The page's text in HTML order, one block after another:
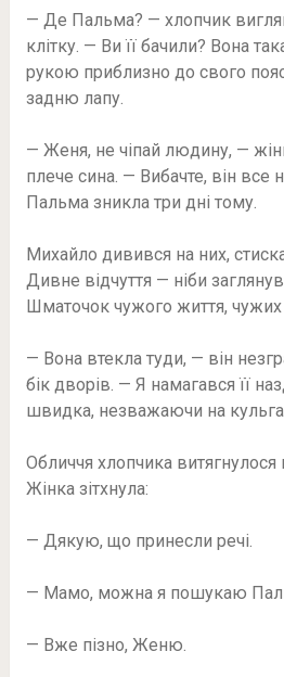
— Де Пальма? — хлопчик
клітку. — Ви її бачили? Вона
рукою приблизно до свого
задню лапу.
— Женя, не чіпай людину, —
плече сина. — Вибачте, він все
Пальма зникла три дні тому.
Михайло дивився на них,
Дивне відчуття — ніби
Шматочок чужого життя, чужих
— Вона втекла туди, — він
бік дворів. — Я намагався її
швидка, незважаючи на
Обличчя хлопчика витягнулося
Жінка зітхнула:
— Дякую, що принесли речі.
— Мамо, можна я пошукаю
— Вже пізно, Женю.